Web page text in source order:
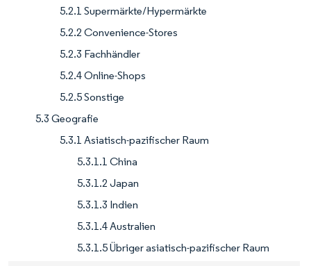
5.2.1 Supermärkte/Hypermärkte
5.2.2 Convenience-Stores
5.2.3 Fachhändler
5.2.4 Online-Shops
5.2.5 Sonstige
5.3 Geografie
5.3.1 Asiatisch-pazifischer Raum
5.3.1.1 China
5.3.1.2 Japan
5.3.1.3 Indien
5.3.1.4 Australien
5.3.1.5 Übriger asiatisch-pazifischer Raum